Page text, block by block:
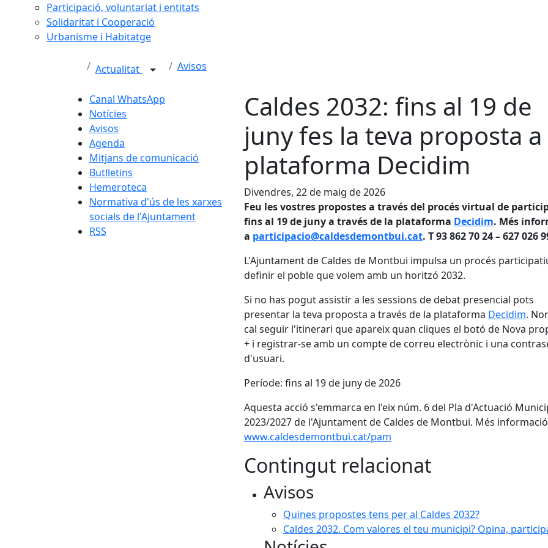
Participació, voluntariat i entitats
Solidaritat i Cooperació
Urbanisme i Habitatge
Actualitat Avisos
Canal WhatsApp
Notícies
Avisos
Agenda
Mitjans de comunicació
Butlletins
Hemeroteca
Normativa d'ús de les xarxes
socials de l'Ajuntament
RSS
Caldes 2032: fins al 19 de
juny fes la teva proposta a
plataforma Decidim
Divendres, 22 de maig de 2026
Feu les vostres propostes a través del procés virtual de
fins al 19 de juny a través de la plataforma Decidim. Més
a participacio@caldesdemontbui.cat. T 93 862 70 24 – 627 026
L'Ajuntament de Caldes de Montbui impulsa un procés
definir el poble que volem amb un horitzó 2032.
Si no has pogut assistir a les sessions de debat presencial pots
presentar la teva proposta a través de la plataforma Decidim.
cal seguir l'itinerari que apareix quan cliques el botó de Nova
+ i registrar-se amb un compte de correu electrònic i una
d'usuari.
Període: fins al 19 de juny de 2026
Aquesta acció s'emmarca en l'eix núm. 6 del Pla d'Actuació
2023/2027 de l'Ajuntament de Caldes de Montbui. Més
www.caldesdemontbui.cat/pam
Contingut relacionat
Avisos
Quines propostes tens per al Caldes 2032?
Caldes 2032. Com valores el teu municipi? Opina,